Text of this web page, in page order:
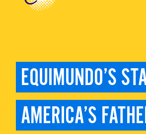
EQUIMUNDO’S
AMERICA’S